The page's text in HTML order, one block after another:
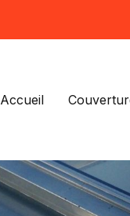
Accueil